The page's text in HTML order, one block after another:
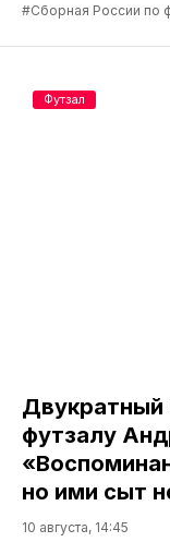
#Сборная России по
Двукратный
футзалу
но ими сыт
10 августа, 14:45
Футзал